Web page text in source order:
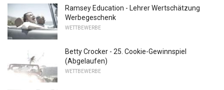
Ramsey Education - Lehrer Wertschätzung
Werbegeschenk
WETTBEWERBE
Betty Crocker - 25. Cookie-Gewinnspiel
(Abgelaufen)
WETTBEWERBE